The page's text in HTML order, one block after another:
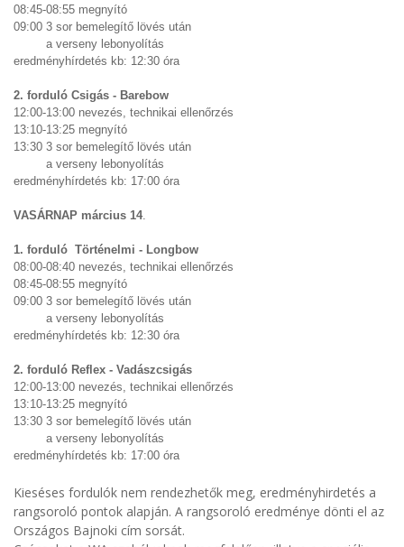
08:45-08:55 megnyító
09:00 3 sor bemelegítő lövés után
a verseny lebonyolítás
eredményhírdetés kb: 12:30 óra
2. forduló Csigás - Barebow
12:00-13:00 nevezés, technikai ellenőrzés
13:10-13:25 megnyító
13:30 3 sor bemelegítő lövés után
a verseny lebonyolítás
eredményhírdetés kb: 17:00 óra
VASÁRNAP március 14.
1. forduló Történelmi - Longbow
08:00-08:40 nevezés, technikai ellenőrzés
08:45-08:55 megnyító
09:00 3 sor bemelegítő lövés után
a verseny lebonyolítás
eredményhírdetés kb: 12:30 óra
2. forduló Reflex - Vadászcsigás
12:00-13:00 nevezés, technikai ellenőrzés
13:10-13:25 megnyító
13:30 3 sor bemelegítő lövés után
a verseny lebonyolítás
eredményhírdetés kb: 17:00 óra
Kieséses fordulók nem rendezhetők meg, eredményhirdetés a
rangsoroló pontok alapján. A rangsoroló eredménye dönti el az
Országos Bajnoki cím sorsát.